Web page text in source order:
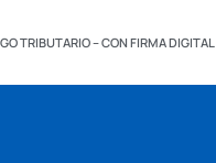
TRIBUTARIO – CON FIRMA DIGITAL